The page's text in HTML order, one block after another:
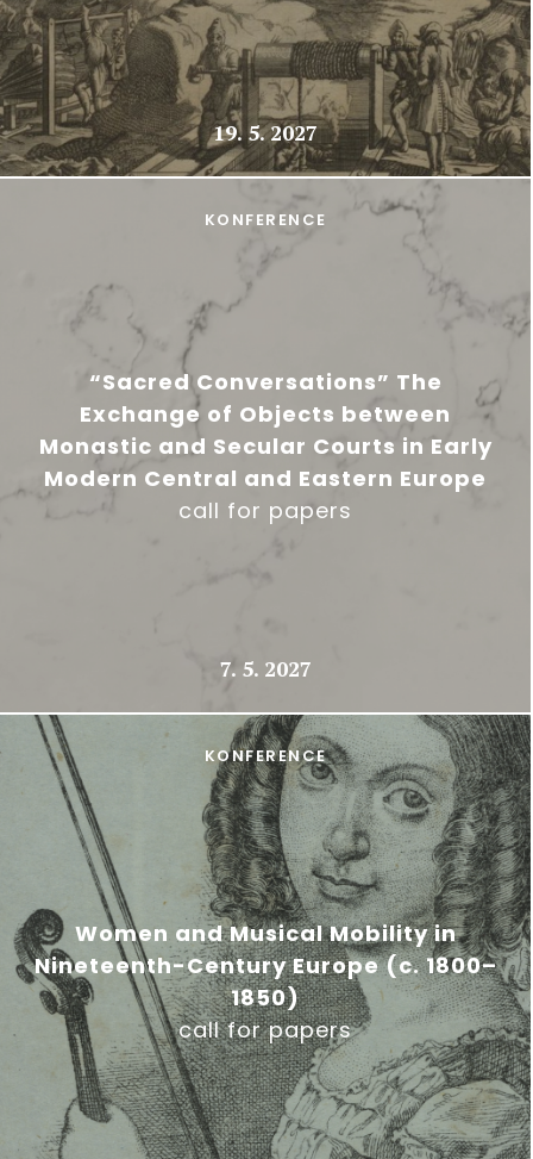
19. 5. 2027
“Sacred Conversations” The
Exchange of Objects between
Monastic and Secular Courts in Early
Modern Central and Eastern Europe
call for papers
KONFERENCE
7. 5. 2027
Women and Musical Mobility in
Nineteenth-Century Europe (c. 1800–
1850)
call for papers
KONFERENCE